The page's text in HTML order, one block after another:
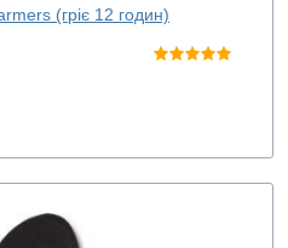
(гріє 12 годин)